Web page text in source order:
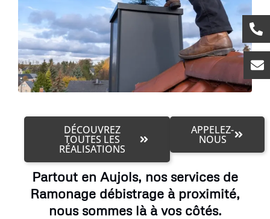
DÉCOUVREZ
TOUTES LES
RÉALISATIONS
APPELEZ-
NOUS
Partout en Aujols, nos services de
Ramonage débistrage à proximité,
nous sommes là à vos côtés.